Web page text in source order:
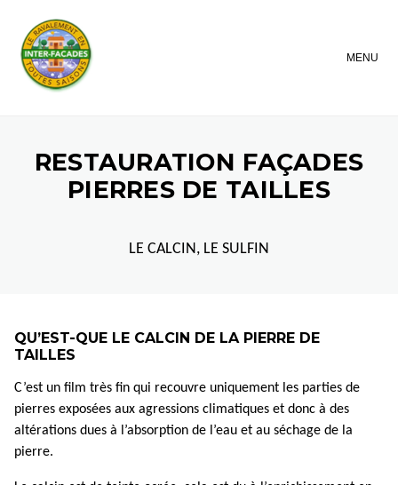
MENU
RESTAURATION FAÇADES
PIERRES DE TAILLES
LE CALCIN, LE SULFIN
QU’EST-QUE LE CALCIN DE LA PIERRE DE
TAILLES
C’est un film très fin qui recouvre uniquement les parties de
pierres exposées aux agressions climatiques et donc à des
altérations dues à l’absorption de l’eau et au séchage de la
pierre.